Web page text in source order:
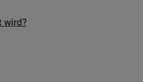
wird?